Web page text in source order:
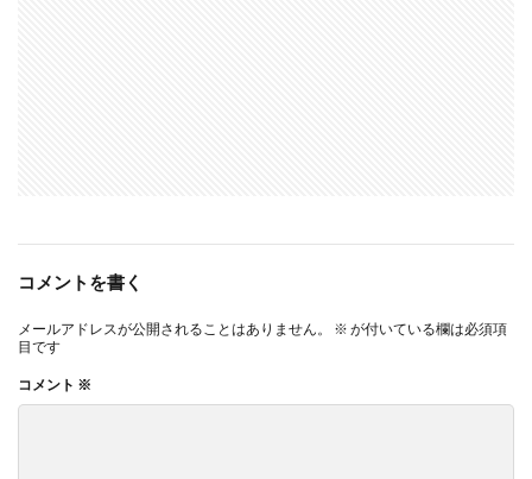
コメントを書く
メールアドレスが公開されることはありません。 ※ が付いている欄は必須項
目です
コメント ※